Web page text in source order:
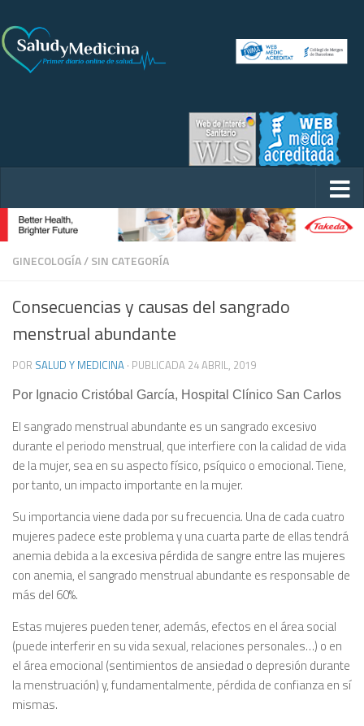
GINECOLOGÍA/SIN CATEGORÍA
Consecuencias y causas del sangrado
menstrual abundante
POR SALUD Y MEDICINA · PUBLICADA 24 ABRIL, 2019
Por Ignacio Cristóbal García, Hospital Clínico San Carlos
El sangrado menstrual abundante es un sangrado excesivo
durante el periodo menstrual, que interfiere con la calidad de vida
de la mujer, sea en su aspecto físico, psíquico o emocional. Tiene,
por tanto, un impacto importante en la mujer.
Su importancia viene dada por su frecuencia. Una de cada cuatro
mujeres padece este problema y una cuarta parte de ellas tendrá
anemia debida a la excesiva pérdida de sangre entre las mujeres
con anemia, el sangrado menstrual abundante es responsable de
más del 60%.
Estas mujeres pueden tener, además, efectos en el área social
(puede interferir en su vida sexual, relaciones personales…) o en
el área emocional (sentimientos de ansiedad o depresión durante
la menstruación) y, fundamentalmente, pérdida de confianza en sí
mismas.